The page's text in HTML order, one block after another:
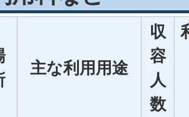
主な利用用途
収
容
人
数